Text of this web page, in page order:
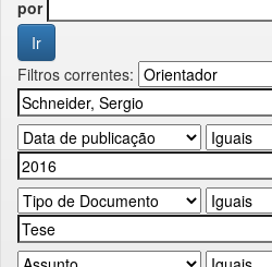
por
Filtros correntes: